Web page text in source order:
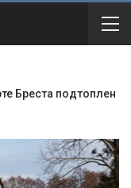
Бреста подтоплен